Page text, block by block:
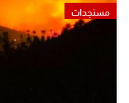
مستجدات